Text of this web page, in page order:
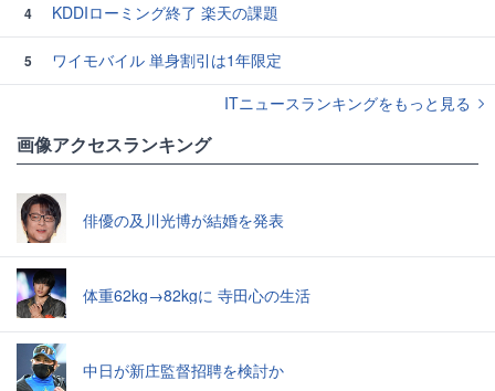
4 KDDIローミング終了 楽天の課題
5
ワイモバイル 単身割引は1年限定
ITニュースランキングをもっと見る
画像アクセスランキング
俳優の及川光博が結婚を発表
体重62kg→82kgに 寺田心の生活
中日が新庄監督招聘を検討か